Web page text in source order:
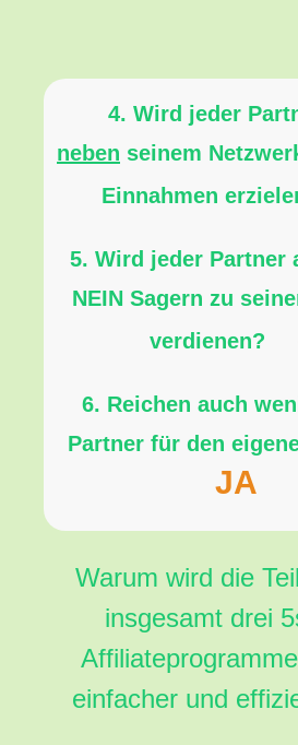
4. Wird jeder
neben seinem
Einnahmen
5. Wird jeder Partner
NEIN Sagern zu
verdienen?
6. Reichen auch
Partner für den
JA
Warum wird die
insgesamt drei
einfacher und